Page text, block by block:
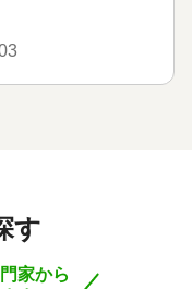
す
家から